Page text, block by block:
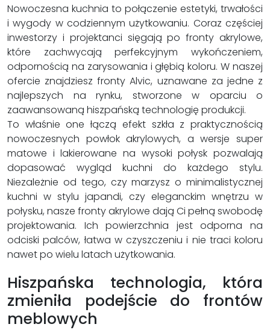
Nowoczesna kuchnia to połączenie estetyki, trwałości
i wygody w codziennym użytkowaniu. Coraz częściej
inwestorzy i projektanci sięgają po fronty akrylowe,
które zachwycają perfekcyjnym wykończeniem,
odpornością na zarysowania i głębią koloru. W naszej
ofercie znajdziesz fronty Alvic, uznawane za jedne z
najlepszych na rynku, stworzone w oparciu o
zaawansowaną hiszpańską technologię produkcji.
To właśnie one łączą efekt szkła z praktycznością
nowoczesnych powłok akrylowych, a wersje super
matowe i lakierowane na wysoki połysk pozwalają
dopasować wygląd kuchni do każdego stylu.
Niezależnie od tego, czy marzysz o minimalistycznej
kuchni w stylu japandi, czy eleganckim wnętrzu w
połysku, nasze fronty akrylowe dają Ci pełną swobodę
projektowania. Ich powierzchnia jest odporna na
odciski palców, łatwa w czyszczeniu i nie traci koloru
nawet po wielu latach użytkowania.
Hiszpańska technologia, która
zmieniła podejście do frontów
meblowych